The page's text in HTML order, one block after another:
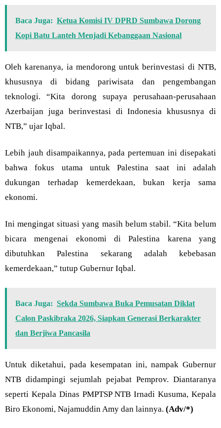
Baca Juga: Ketua Komisi IV DPRD Sumbawa Dorong
Kopi Batu Lanteh Menjadi Kebanggaan Nasional
Oleh karenanya, ia mendorong untuk berinvestasi di NTB,
khususnya di bidang pariwisata dan pengembangan
teknologi. “Kita dorong supaya perusahaan-perusahaan
Azerbaijan juga berinvestasi di Indonesia khususnya di
NTB,” ujar Iqbal.
Lebih jauh disampaikannya, pada pertemuan ini disepakati
bahwa fokus utama untuk Palestina saat ini adalah
dukungan terhadap kemerdekaan, bukan kerja sama
ekonomi.
Ini mengingat situasi yang masih belum stabil. “Kita belum
bicara mengenai ekonomi di Palestina karena yang
dibutuhkan Palestina sekarang adalah kebebasan
kemerdekaan,” tutup Gubernur Iqbal.
Baca Juga: Sekda Sumbawa Buka Pemusatan Diklat
Calon Paskibraka 2026, Siapkan Generasi Berkarakter
dan Berjiwa Pancasila
Untuk diketahui, pada kesempatan ini, nampak Gubernur
NTB didampingi sejumlah pejabat Pemprov. Diantaranya
seperti Kepala Dinas PMPTSP NTB Irnadi Kusuma, Kepala
Biro Ekonomi, Najamuddin Amy dan lainnya. (Adv/*)